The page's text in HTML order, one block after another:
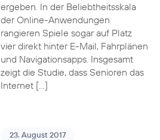
ergeben. In der Beliebtheitsskala
der Online-Anwendungen
rangieren Spiele sogar auf Platz
vier direkt hinter E-Mail, Fahrplänen
und Navigationsapps. Insgesamt
zeigt die Studie, dass Senioren das
Internet […]
23. August 2017